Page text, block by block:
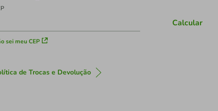
sei meu CEP
Calcular
de Trocas e Devolução